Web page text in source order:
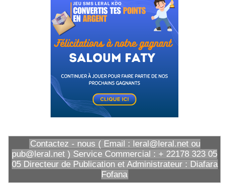
Contactez - nous ( Email : leral@leral.net ou
pub@leral.net ) Service Commercial : + 22178 323 05
05 Directeur de Publication et Administrateur : Diafara
Fofana